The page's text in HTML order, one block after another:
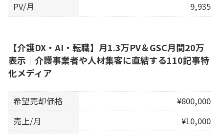
PV/月 9,935
【介護DX・AI・転職】月1.3万PV＆GSC月間20万
表示｜介護事業者や人材集客に直結する110記事特
化メディア
希望売却価格
¥800,000
売上/月
¥10,000